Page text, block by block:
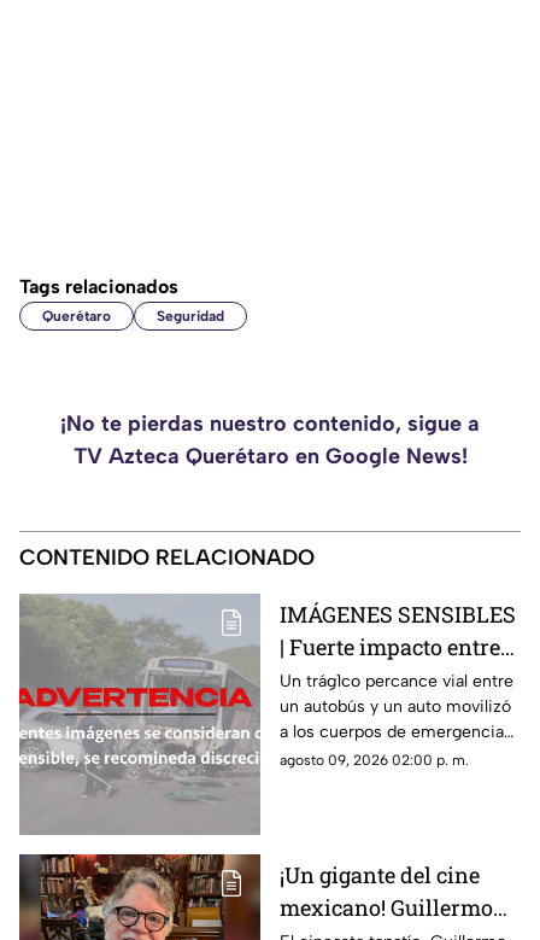
Tags relacionados
Querétaro Seguridad
¡No te pierdas nuestro contenido, sigue a
TV Azteca Querétaro en Google News!
CONTENIDO RELACIONADO
IMÁGENES SENSIBLES
| Fuerte impacto entre
autobús y vehículo deja
saldo fatal y nueve
heridos
Un trág1co percance vial entre
un autobús y un auto movilizó
a los cuerpos de emergencia
en Morelos
agosto 09, 2026 02:00 p. m.
¡Un gigante del cine
mexicano! Guillermo